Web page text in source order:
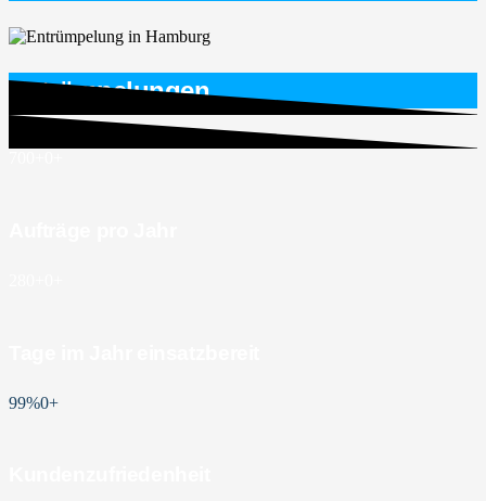
Entrümpelungen
99%0+